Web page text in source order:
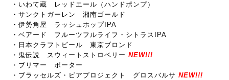
・いわて蔵 レッドエール（ハンドポンプ）
・サンクトガーレン 湘南ゴールド
・伊勢角屋 ラッシュホップIPA
・ベアード フルーツフルライフ・シトラスIPA
・日本クラフトビール 東京ブロンド
・鬼伝説 スウィートストロベリー NEW!!!
・ブリマー ポーター
・ブラッセルズ・ビアプロジェクト グロスバルサ NEW!!!